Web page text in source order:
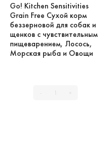
Go! Kitchen Sensitivities
Grain Free Сухой корм
беззерновой для собак и
щенков с чувствительным
пищеварением, Лосось,
Морская рыба и Овощи
- +